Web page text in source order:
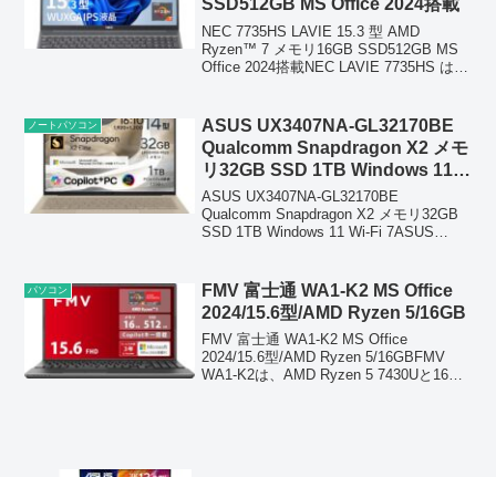
SSD512GB MS Office 2024搭載
NEC 7735HS LAVIE 15.3 型 AMD
Ryzen™ 7 メモリ16GB SSD512GB MS
Office 2024搭載NEC LAVIE 7735HS は、
ノートパソコン
ASUS UX3407NA-GL32170BE
Qualcomm Snapdragon X2 メモ
リ32GB SSD 1TB Windows 11
Wi-Fi 7
ASUS UX3407NA-GL32170BE
Qualcomm Snapdragon X2 メモリ32GB
SSD 1TB Windows 11 Wi-Fi 7ASUS
パソコン
FMV 富士通 WA1-K2 MS Office
2024/15.6型/AMD Ryzen 5/16GB
FMV 富士通 WA1-K2 MS Office
2024/15.6型/AMD Ryzen 5/16GBFMV
WA1‑K2は、AMD Ryzen 5 7430Uと16GB